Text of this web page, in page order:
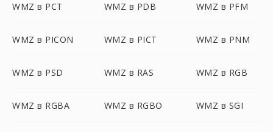
WMZ в PCT WMZ в PDB WMZ в PFM
WMZ в PICON WMZ в PICT WMZ в PNM
WMZ в PSD WMZ в RAS WMZ в RGB
WMZ в RGBA WMZ в RGBO WMZ в SGI